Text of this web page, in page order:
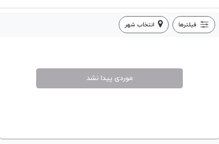
فیلترها انتخاب شهر
موردی پیدا نشد